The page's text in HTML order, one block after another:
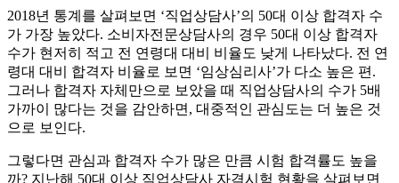
2018년 통계를 살펴보면 ‘직업상담사’의 50대 이상 합격자 수
가 가장 높았다. 소비자전문상담사의 경우 50대 이상 합격자
수가 현저히 적고 전 연령대 대비 비율도 낮게 나타났다. 전 연
령대 대비 합격자 비율로 보면 ‘임상심리사’가 다소 높은 편.
그러나 합격자 자체만으로 보았을 때 직업상담사의 수가 5배
가까이 많다는 것을 감안하면, 대중적인 관심도는 더 높은 것
으로 보인다.
그렇다면 관심과 합격자 수가 많은 만큼 시험 합격률도 높을
까? 지난해 50대 이상 직업상담사 자격시험 현황을 살펴보면